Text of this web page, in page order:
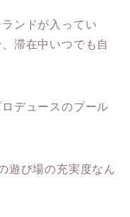
ンドが入ってい
滞在中いつでも自
デュースのプール
遊び場の充実度なん